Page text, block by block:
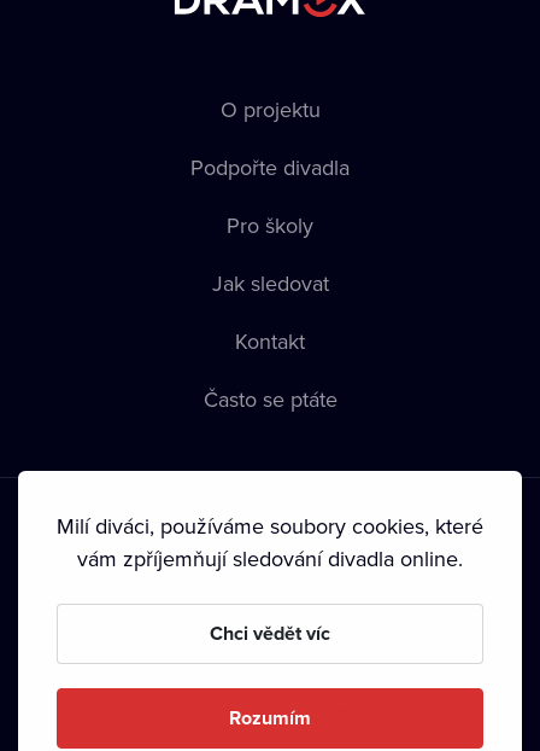
O projektu
Podpořte divadla
Pro školy
Jak sledovat
Kontakt
Často se ptáte
Podmínky používání • Ochrana soukromí • Zásady používání
• Autorská práva•
Milí diváci, používáme soubory cookies, které
vám zpříjemňují sledování divadla online.
Chci vědět víc
Rozumím